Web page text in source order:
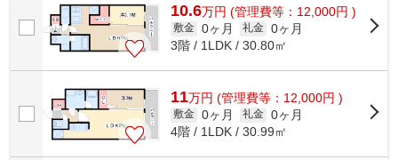
10.6万円 (管理費等：12,000円 )
敷金 0ヶ月 礼金 0ヶ月
3階 / 1LDK / 30.80㎡
11万円 (管理費等：12,000円 )
敷金 0ヶ月 礼金 0ヶ月
4階 / 1LDK / 30.99㎡